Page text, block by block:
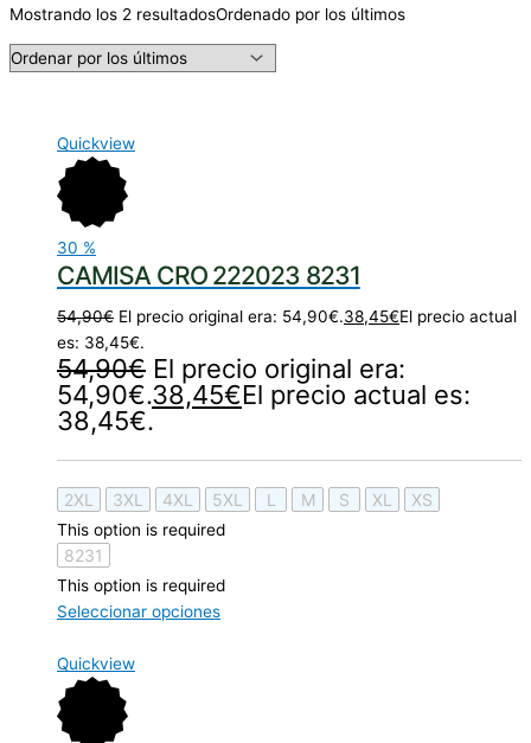
Mostrando los 2 resultadosOrdenado por los últimos
Quickview
30 %
CAMISA CRO 222023 8231
54,90€ El precio original era: 54,90€.38,45€El precio actual
es: 38,45€.
54,90€ El precio original era:
54,90€.38,45€El precio actual es:
38,45€.
2XL 3XL 4XL 5XL L M S XL XS
This option is required
8231
This option is required
Seleccionar opciones
Quickview